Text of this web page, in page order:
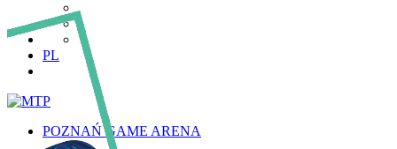
PL
POZNAŃ GAME ARENA